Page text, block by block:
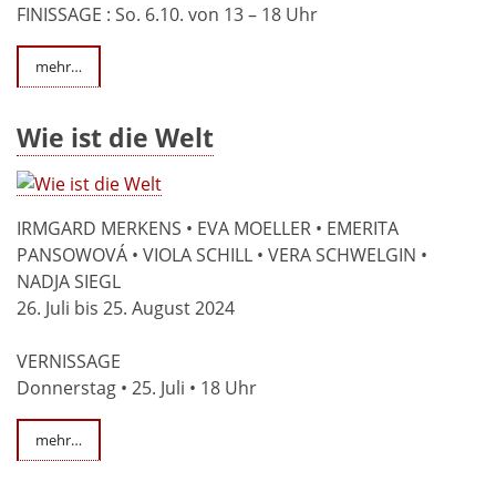
FINISSAGE : So. 6.10. von 13 – 18 Uhr
mehr…
Wie ist die Welt
IRMGARD MERKENS • EVA MOELLER • EMERITA
PANSOWOVÁ • VIOLA SCHILL • VERA SCHWELGIN •
NADJA SIEGL
26. Juli bis 25. August 2024
VERNISSAGE
Donnerstag • 25. Juli • 18 Uhr
mehr…